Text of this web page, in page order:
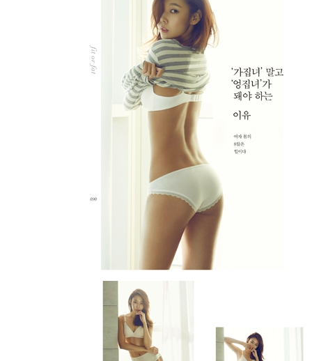
236 김장할 때도 긴장
239 렌틸콩과 치아씨에 대하여
242 술자리는 어떡하지?
246 hyejin’s tips: 길티 플레저, 죄책감 없이 먹기
[part 4. beauty tip]
253 ‘화장발’도 피부에서 나온다
259 I ♥ skin care 비싼 피부 관리실보다 홈케어!
260 hyejin’s tips: 모델처럼 메이크업하기
262 코코넛 오일에 홀릭하다
268 여자가 되는 시간
270 I ♥ bath time 여신처럼 목욕하기
272 ‘모델 빗’이라는 게 있어요
275 모델의 자존심, 두피 관리 노하우
278 비행기에서 살아남기
282 매니큐어를 바르는 시간
[thanks to.]
290 윤다르크라 불리는 여자
292 눈 내리는 날 태어난 예쁜 아이, 설미